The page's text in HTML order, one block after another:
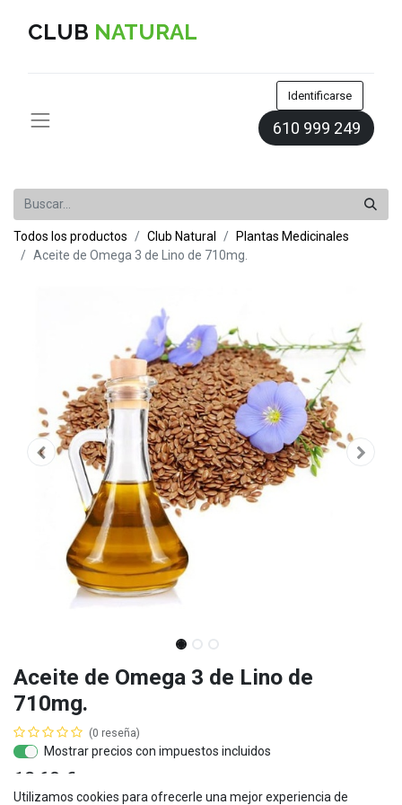
CLUB NATURAL
Identificarse
610 999 249
Todos los productos Club Natural
Plantas Medicinales
Aceite de Omega 3 de Lino de 710mg.
Aceite de Omega 3 de Lino de
710mg.
(0 reseña)
Mostrar precios con impuestos incluidos
12,60 €
Utilizamos cookies para ofrecerle una mejor experiencia de